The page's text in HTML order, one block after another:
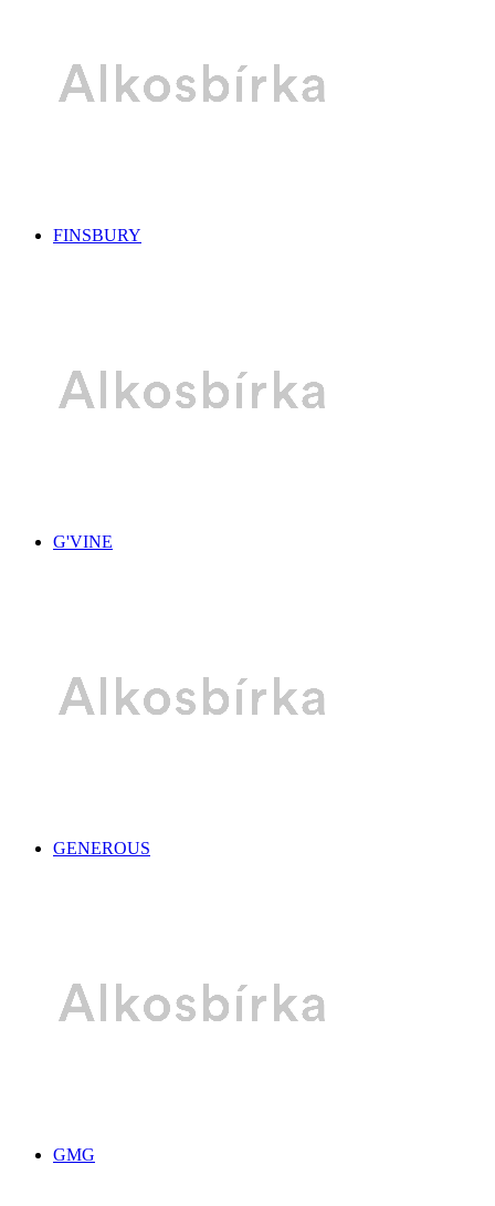
FINSBURY
G'VINE
GENEROUS
GMG